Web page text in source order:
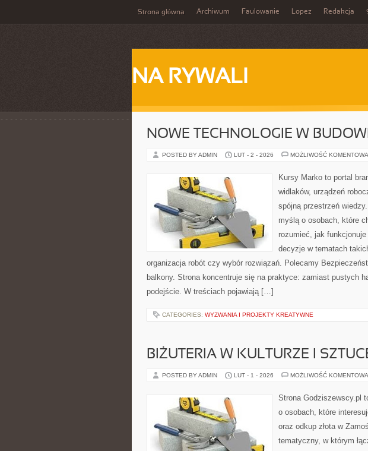
Strona główna Archiwum Faulowanie Lopez Redakcja
NA RYWALI
NOWE TECHNOLOGIE W
POSTED BY ADMIN LUT - 2 - 2026 MOŻLIWOŚĆ
Kursy Marko to portal
widlaków, urządzeń
spójną przestrzeń
myślą o osobach, które
rozumieć, jak
decyzje w tematach
organizacja robót czy wybór rozwiązań. Polecamy
balkony. Strona koncentruje się na praktyce: zamiast pustych
podejście. W treściach pojawiają […]
CATEGORIES: WYZWANIA I PROJEKTY KREATYWNE
BIŻUTERIA W KULTURZE I
POSTED BY ADMIN LUT - 1 - 2026 MOŻLIWOŚĆ
Strona Godziszewscy.pl
o osobach, które
oraz odkup złota w
tematyczny, w którym